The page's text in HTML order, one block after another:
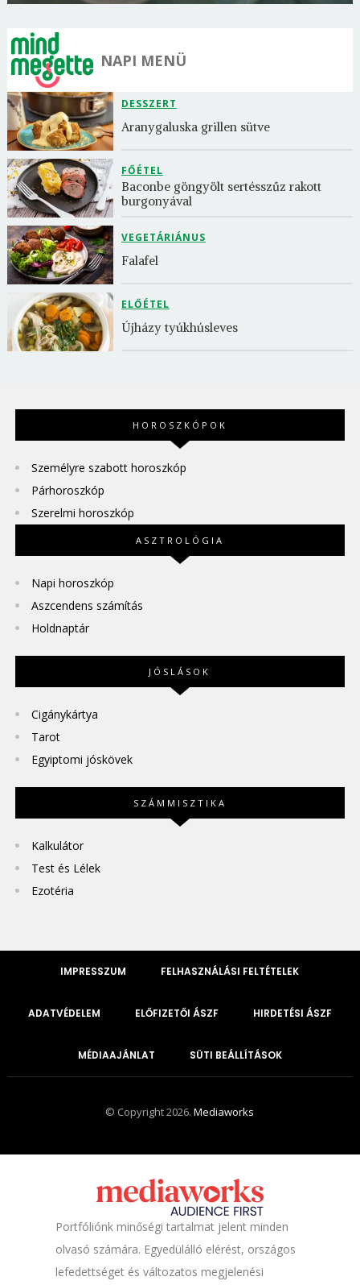
NAPI MENÜ
DESSZERT
Aranygaluska grillen sütve
FŐÉTEL
Baconbe göngyölt sertésszűz rakott
burgonyával
VEGETÁRIÁNUS
Falafel
ELŐÉTEL
Újházy tyúkhúsleves
HOROSZKÓPOK
Személyre szabott horoszkóp
Párhoroszkóp
Szerelmi horoszkóp
ASZTROLÓGIA
Napi horoszkóp
Aszcendens számítás
Holdnaptár
JÓSLÁSOK
Cigánykártya
Tarot
Egyiptomi jóskövek
SZÁMMISZTIKA
Kalkulátor
Test és Lélek
Ezotéria
IMPRESSZUM FELHASZNÁLÁSI FELTÉTELEK
ADATVÉDELEM ELŐFIZETŐI ÁSZF HIRDETÉSI ÁSZF
MÉDIAAJÁNLAT SÜTI BEÁLLÍTÁSOK
© Copyright 2026.Mediaworks
Portfóliónk minőségi tartalmat jelent minden
olvasó számára. Egyedülálló elérést, országos
lefedettséget és változatos megjelenési